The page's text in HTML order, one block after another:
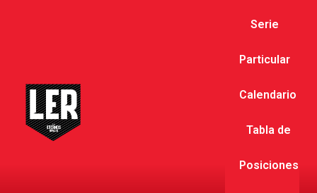
Serie
Particular
Calendario
Tabla de
Posiciones